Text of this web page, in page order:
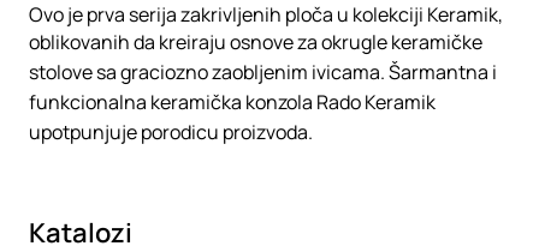
Ovo je prva serija zakrivljenih ploča u kolekciji Keramik,
oblikovanih da kreiraju osnove za okrugle keramičke
stolove sa graciozno zaobljenim ivicama. Šarmantna i
funkcionalna keramička konzola Rado Keramik
upotpunjuje porodicu proizvoda.
Katalozi